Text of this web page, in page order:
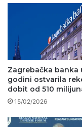
Zagrebačka banka
godini ostvarila
dobit od 510
15/02/2026